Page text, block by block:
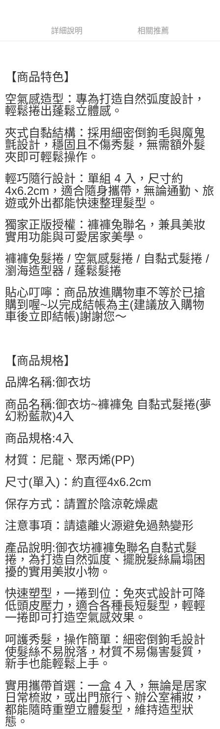
萊爾富取貨付款
付款後萊爾富取貨
每筆NT$60，滿NT$599(含以上)免運費
7-11付款取貨
每筆NT$60，滿NT$599(含以上)免運費
每筆NT$60，滿NT$599(含以上)免運費
宅配
國家/地區配送0330 查看運費
詳細說明 相關推薦
【商品特色】
空氣感造型：專為打造自然弧度設計，
輕鬆捲出蓬鬆立體感。
夾式自黏結構：採用細密倒鉤毛與魔鬼
氈設計，穩固且不傷秀髮，無需額外髮
夾即可輕鬆操作。
輕巧隨行設計：單組 4 入，尺寸約
4x6.2cm，適合隨身攜帶，無論通勤、旅
遊或外出都能快速整理髮型。
獨家正版授權：褲褲兔聯名，兼具美妝
實用功能與可愛居家美學。
褲褲兔髮捲 / 空氣感髮捲 / 自黏式髮捲 /
瀏海造型器 / 蓬鬆髮捲
貼心叮嚀：商品放進購物車不等於已搶
購到喔~以完成結帳為主(建議放入購物
車後立即結帳)謝謝您～
【商品規格】
品牌名稱:御衣坊
商品名稱:御衣坊~褲褲兔 自黏式髮捲(夢
幻粉藍款)4入
商品規格:4入
材質：尼龍、聚丙烯(PP)
尺寸(單入)：約直徑4x6.2cm
保存方式：請置於陰涼乾燥處
注意事項：請遠離火源避免過熱變形
產品說明:御衣坊褲褲兔聯名自黏式髮
捲，為打造自然弧度、擺脫髮絲扁塌困
擾的實用美妝小物。
快速塑型，一捲到位：免夾式設計可降
低頭皮壓力，適合各種長短髮型，輕輕
一捲即可打造空氣感效果。
呵護秀髮，操作簡單：細密倒鉤毛設計
使髮絲不易脫落，材質不易傷害髮質，
新手也能輕鬆上手。
實用攜帶首選：一盒 4 入，無論是居家
日常梳妝，或出門旅行、辦公室補妝，
都能隨時重塑立體髮型，維持造型狀
態。